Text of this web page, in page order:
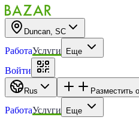
Duncan, SC
РаботаУслуги Еще
Войти
Rus Разместить
РаботаУслуги Еще